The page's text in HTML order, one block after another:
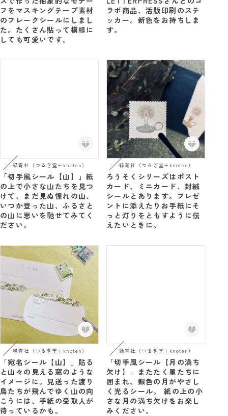
フをマスキングテープ素材
のフレークシールにしまし
た。たくさん貼って模様に
しても可愛いです。
ラボ商品、活版印刷のステ
ッカー。新色をお持ちしま
す。
緑青社（つるぎ堂＋knoten）
「切手風シール【山】」紙
の上で小さな山たちを見つ
けて、まだ見ぬ憧れの山、
いつか登った山、ふるさと
の山に思いを馳せてみてく
ださい。
緑青社（つるぎ堂＋knoten）
ろうそくシリーズはポスト
カード、ミニカード、封緘
シールとあります。プレゼ
ントに添えたりお手紙にそ
っと灯りをともすように伝
えたいときに。
緑青社（つるぎ堂＋knoten）
「宛名シール【山】」貼る
と山々の見える窓のような
イメージに。見送った渡り
鳥たちが飛んでゆく山の向
こうには、手紙の受取人が
待っているかも。
緑青社（つるぎ堂＋knoten）
「切手風シール【月の満ち
欠け】」またたく星たちに
囲まれ、銀色の月がやさし
く光るシール。 紙の上の小
さな月の満ち欠けをお楽し
みください。